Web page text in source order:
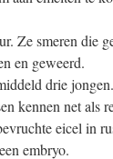
Ze smeren die
en geweerd.
drie
kennen net als
eicel in
embryo.